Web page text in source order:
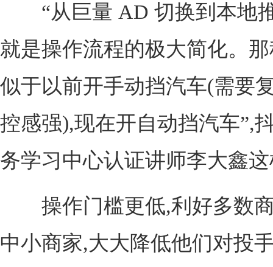
“从巨量 AD 切换到本地
就是操作流程的极大简化。
似于以前开手动挡汽车(需要
控感强),现在开自动挡汽车”,
务学习中心认证讲师李大鑫
操作门槛更低,利好多数商
中小商家,大大降低他们对投